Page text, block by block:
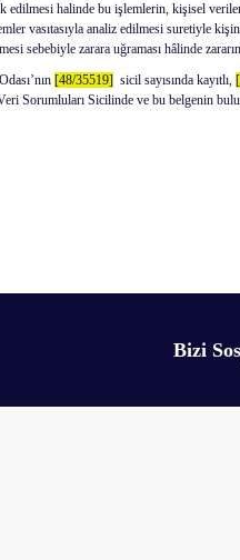
halinde bu işlemlerin, kişisel
vasıtasıyla analiz edilmesi suretiyle
sebebiyle zarara uğraması hâlinde
[48/35519] sicil sayısında kayıtlı,
Sorumluları Sicilinde ve bu belgenin
Bizi